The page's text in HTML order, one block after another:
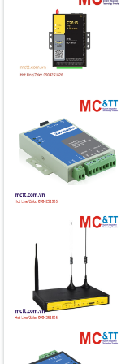
5 x Digit
I/O Expansion
I/O Type
Slots
COM Ports
Ports
2 x RS-